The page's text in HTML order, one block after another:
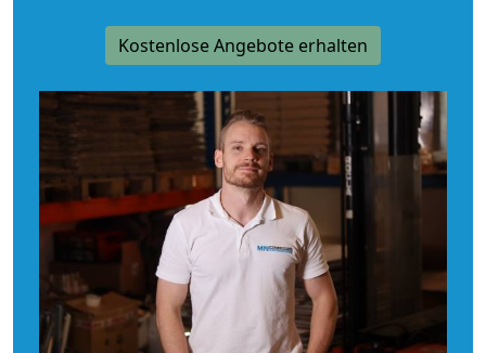
Kostenlose Angebote erhalten